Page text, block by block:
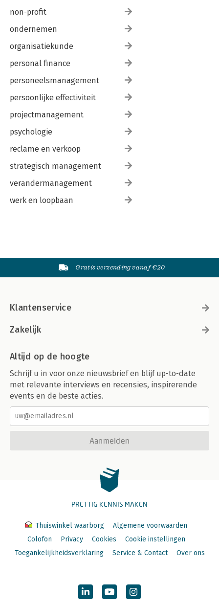
non-profit
ondernemen
organisatiekunde
personal finance
personeelsmanagement
persoonlijke effectiviteit
projectmanagement
psychologie
reclame en verkoop
strategisch management
verandermanagement
werk en loopbaan
Gratis verzending vanaf €20
Klantenservice
Zakelijk
Altijd op de hoogte
Schrijf u in voor onze nieuwsbrief en blijf up-to-date
met relevante interviews en recensies, inspirerende
events en de beste acties.
Aanmelden
PRETTIG KENNIS MAKEN
Thuiswinkel waarborg
Algemene voorwaarden
Colofon
Privacy Cookies
Cookie instellingen
Toegankelijkheidsverklaring
Service & Contact Over ons